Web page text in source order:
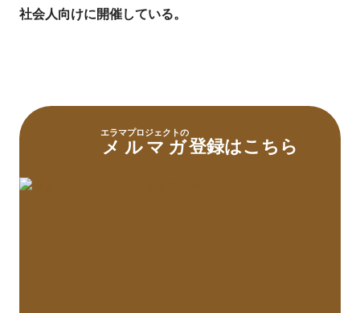
社会人向けに開催している。
メルマガ
エラマプロジェクトの
登録はこちら